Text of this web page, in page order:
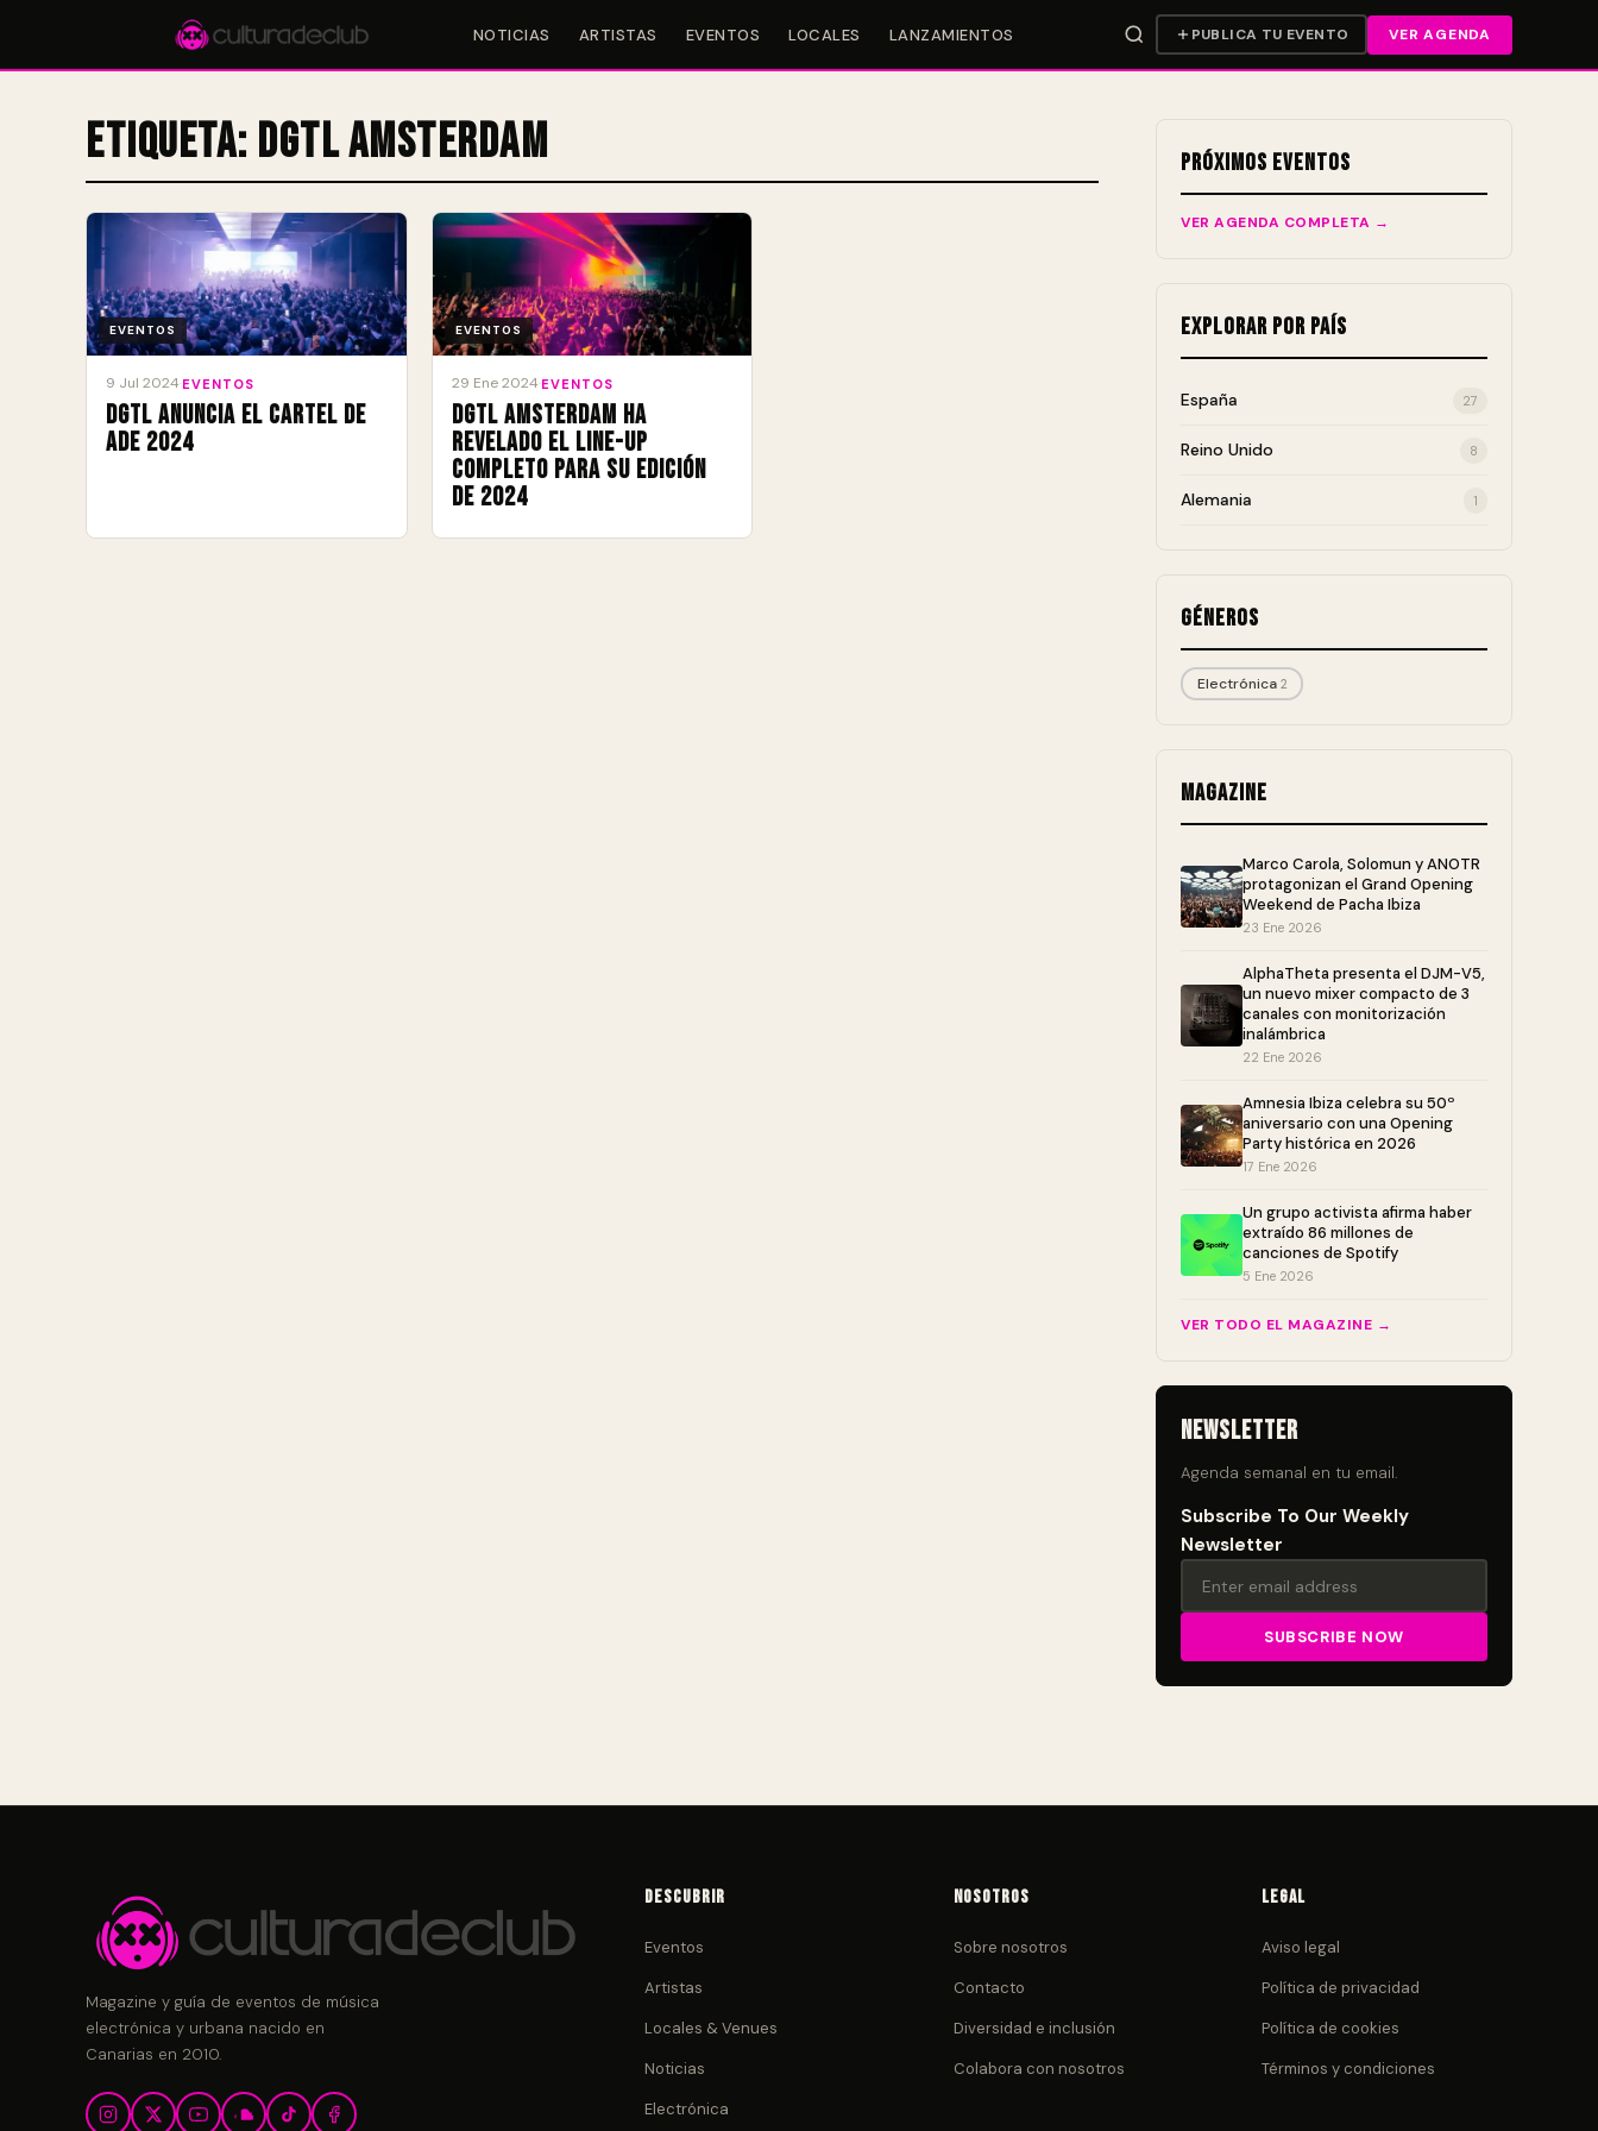
NOTICIAS ARTISTAS EVENTOS LOCALES LANZAMIENTOS PUBLICA TU EVENTO VER AGENDA
Accesos rápidos:
Etiqueta: DGTL Amsterdam
EVENTOS
9 Jul 2024 EVENTOS
DGTL anuncia el cartel de
ADE 2024
EVENTOS
29 Ene 2024 EVENTOS
DGTL Amsterdam ha
revelado el line-up
completo para su edición
de 2024
Próximos Eventos
VER AGENDA COMPLETA →
Explorar por País
España 27
Reino Unido 8
Alemania 1
Géneros
Electrónica 2
Magazine
Marco Carola, Solomun y ANOTR
protagonizan el Grand Opening
Weekend de Pacha Ibiza
23 Ene 2026
AlphaTheta presenta el DJM-V5,
un nuevo mixer compacto de 3
canales con monitorización
inalámbrica
22 Ene 2026
Amnesia Ibiza celebra su 50º
aniversario con una Opening
Party histórica en 2026
17 Ene 2026
Un grupo activista afirma haber
extraído 86 millones de
canciones de Spotify
5 Ene 2026
VER TODO EL MAGAZINE →
Newsletter
Agenda semanal en tu email.
Subscribe To Our Weekly
Newsletter
Magazine y guía de eventos de música
electrónica y urbana nacido en
Canarias en 2010.
Descubrir
Eventos
Artistas
Locales & Venues
Noticias
Electrónica
Nosotros
Sobre nosotros
Contacto
Diversidad e inclusión
Colabora con nosotros
Legal
Aviso legal
Política de privacidad
Política de cookies
Términos y condiciones